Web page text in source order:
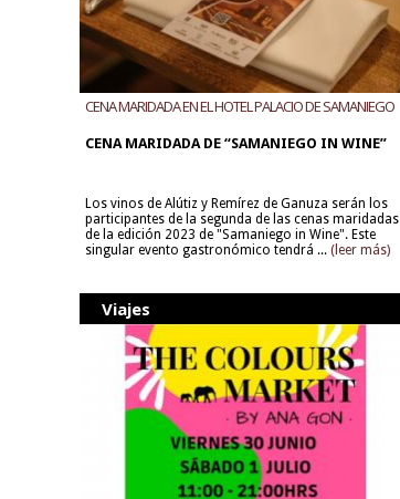
CENA MARIDADA EN EL HOTEL PALACIO DE SAMANIEGO
CENA MARIDADA DE “SAMANIEGO IN WINE”
Los vinos de Alútiz y Remírez de Ganuza serán los
participantes de la segunda de las cenas maridadas
de la edición 2023 de "Samaniego in Wine". Este
singular evento gastronómico tendrá ... (leer más)
Viajes